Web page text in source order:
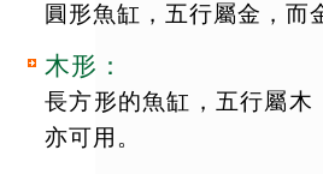
圓形魚缸，五行屬金，而
木形：
長方形的魚缸，五行屬
亦可用。